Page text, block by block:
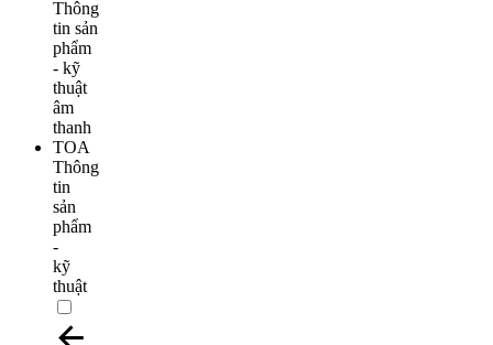
Thông
tin
sản
phẩm
-
kỹ
thuật